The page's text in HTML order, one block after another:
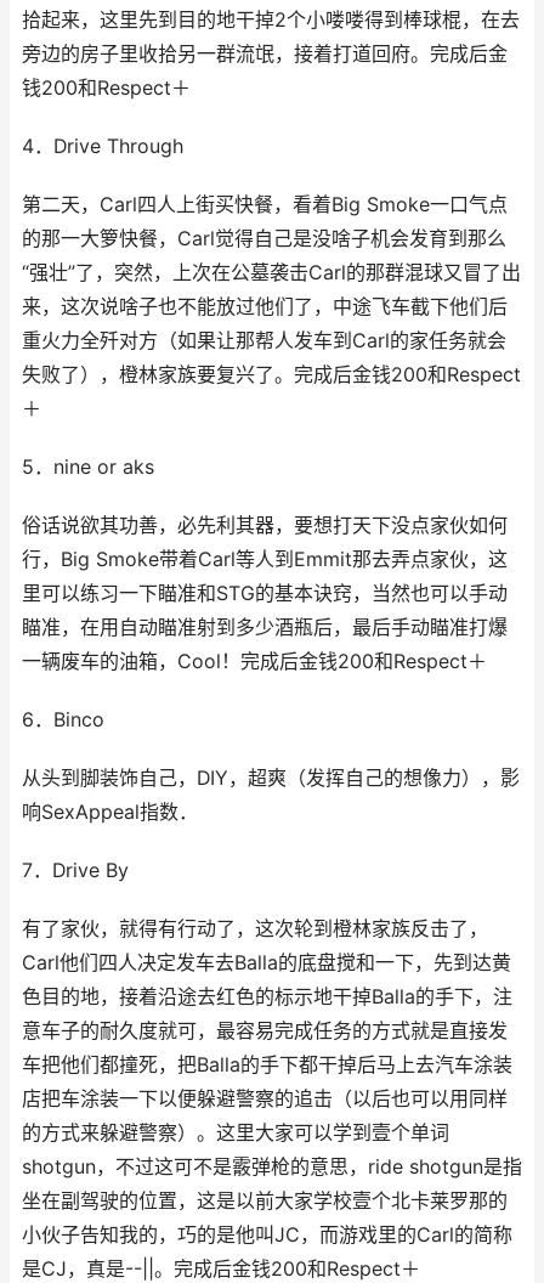
拾起来，这里先到目的地干掉2个小喽喽得到棒球棍，在去
旁边的房子里收拾另一群流氓，接着打道回府。完成后金
钱200和Respect＋
4．Drive Through
第二天，Carl四人上街买快餐，看着Big Smoke一口气点
的那一大箩快餐，Carl觉得自己是没啥子机会发育到那么
“强壮”了，突然，上次在公墓袭击Carl的那群混球又冒了出
来，这次说啥子也不能放过他们了，中途飞车截下他们后
重火力全歼对方（如果让那帮人发车到Carl的家任务就会
失败了），橙林家族要复兴了。完成后金钱200和Respect
＋
5．nine or aks
俗话说欲其功善，必先利其器，要想打天下没点家伙如何
行，Big Smoke带着Carl等人到Emmit那去弄点家伙，这
里可以练习一下瞄准和STG的基本诀窍，当然也可以手动
瞄准，在用自动瞄准射到多少酒瓶后，最后手动瞄准打爆
一辆废车的油箱，Cool！完成后金钱200和Respect＋
6．Binco
从头到脚装饰自己，DIY，超爽（发挥自己的想像力），影
响SexAppeal指数．
7．Drive By
有了家伙，就得有行动了，这次轮到橙林家族反击了，
Carl他们四人决定发车去Balla的底盘搅和一下，先到达黄
色目的地，接着沿途去红色的标示地干掉Balla的手下，注
意车子的耐久度就可，最容易完成任务的方式就是直接发
车把他们都撞死，把Balla的手下都干掉后马上去汽车涂装
店把车涂装一下以便躲避警察的追击（以后也可以用同样
的方式来躲避警察）。这里大家可以学到壹个单词
shotgun，不过这可不是霰弹枪的意思，ride shotgun是指
坐在副驾驶的位置，这是以前大家学校壹个北卡莱罗那的
小伙子告知我的，巧的是他叫JC，而游戏里的Carl的简称
是CJ，真是--||。完成后金钱200和Respect＋